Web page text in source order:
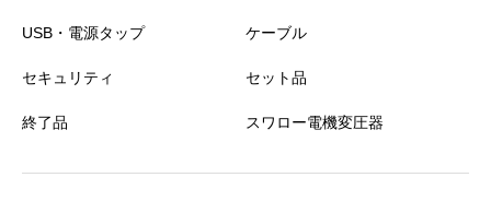
USB・電源タップ ケーブル
セキュリティ セット品
終了品 スワロー電機変圧器